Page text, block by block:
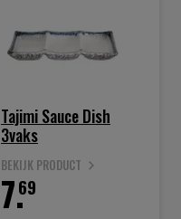
Tajimi Sauce Dish
3vaks
BEKIJK PRODUCT
69
7.